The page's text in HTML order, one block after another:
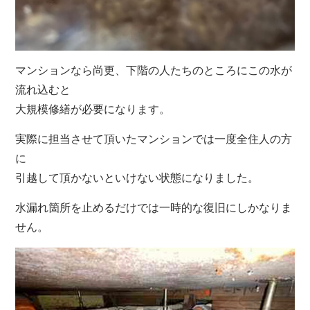
マンションなら尚更、下階の人たちのところにこの水が
流れ込むと
大規模修繕が必要になります。
実際に担当させて頂いたマンションでは一度全住人の方
に
引越して頂かないといけない状態になりました。
水漏れ箇所を止めるだけでは一時的な復旧にしかなりま
せん。